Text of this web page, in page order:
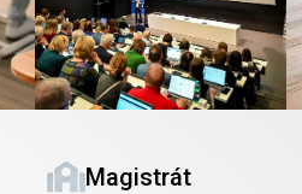
Magistrát